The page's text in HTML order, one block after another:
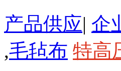
产品供应| 企
,毛毡布 特高